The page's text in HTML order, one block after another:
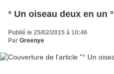
° Un oiseau deux en un °
Publié le 25/02/2015 à 10:46
Par Greenye